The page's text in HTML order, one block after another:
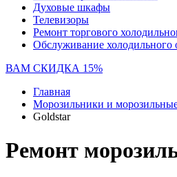
Духовые шкафы
Телевизоры
Ремонт торгового
Обслуживание холодильного
ВАМ СКИДКА 15%
Главная
Морозильники и
Goldstar
Ремонт